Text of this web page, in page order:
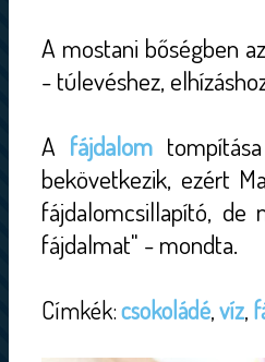
A mostani bőségben
- túlevéshez,
A fájdalom
bekövetkezik, ezért
fájdalomcsillapító, de
fájdalmat" - mondta.
Címkék:csokoládé,víz,